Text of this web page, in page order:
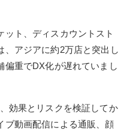
ト、ディスカウントスト
、アジアに約2万店と突出し
偏重でDX化が遅れていまし
効果とリスクを検証してか
ブ動画配信による通販、顔